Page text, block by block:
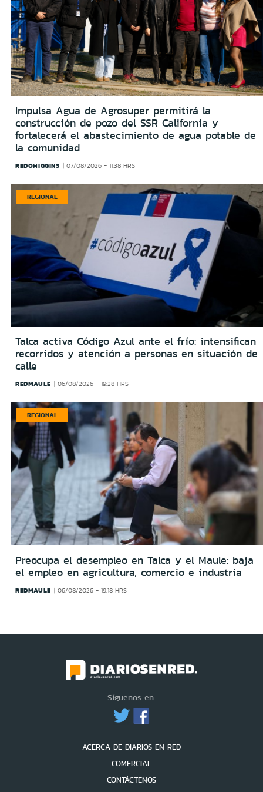
Impulsa Agua de Agrosuper permitirá la
construcción de pozo del SSR California y
fortalecerá el abastecimiento de agua potable de
la comunidad
REDOHIGGINS 07/08/2026 - 11:38 HRS
REGIONAL
Talca activa Código Azul ante el frío: intensifican
recorridos y atención a personas en situación de
calle
REDMAULE 06/08/2026 - 19:28 HRS
REGIONAL
Preocupa el desempleo en Talca y el Maule: baja
el empleo en agricultura, comercio e industria
REDMAULE 06/08/2026 - 19:18 HRS
Síguenos en:
ACERCA DE DIARIOS EN RED
COMERCIAL
CONTÁCTENOS